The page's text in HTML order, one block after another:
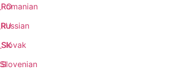
Romanian
Russian
Slovak
Slovenian